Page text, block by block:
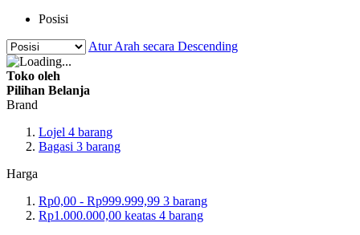
Posisi
Atur Arah secara Descending
Toko oleh
Pilihan Belanja
Brand
Lojel 4 barang
Bagasi 3 barang
Harga
Rp0,00 - Rp999.999,99 3 barang
Rp1.000.000,00 keatas 4 barang